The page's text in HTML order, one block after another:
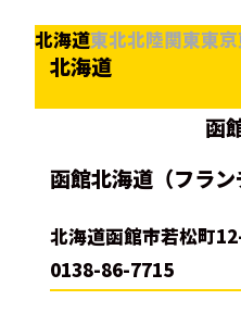
北海道東北北陸関東東京
北海道
函
函館北海道（フラン
北海道函館市若松町
0138-86-7715